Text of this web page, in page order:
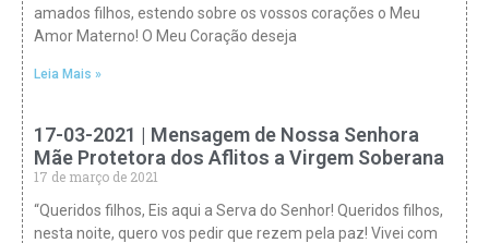
amados filhos, estendo sobre os vossos corações o Meu
Amor Materno! O Meu Coração deseja
Leia Mais »
17-03-2021 | Mensagem de Nossa Senhora
Mãe Protetora dos Aflitos a Virgem Soberana
17 de março de 2021
“Queridos filhos, Eis aqui a Serva do Senhor! Queridos filhos,
nesta noite, quero vos pedir que rezem pela paz! Vivei com